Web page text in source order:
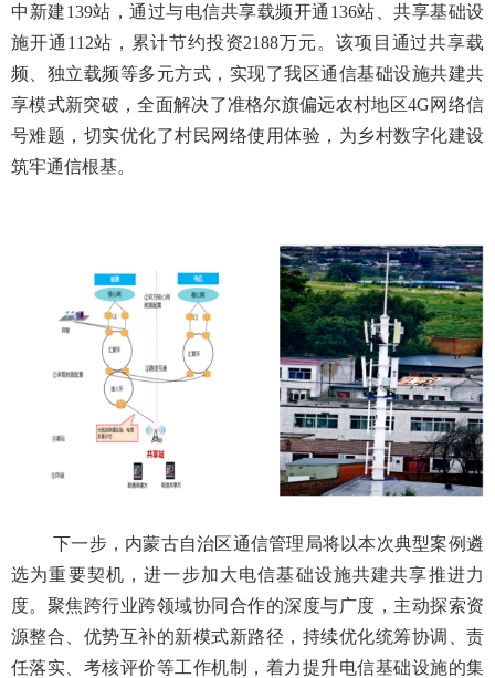
中新建139站，通过与电信共享载频开通136站、共享基础设
施开通112站，累计节约投资2188万元。 该项目 通过共享载
频、独立载频等多元方式， 实现了我区通信基础设施共建共
享模式新突破，全面解决了准格尔旗偏远农村地区4G网络信
号难题，切实优化了村民网络使用体验，为乡村数字化建设
筑牢通信根基。
下一步，内蒙古自治区通信管理局将以本次典型案例遴
选为重要契机，进一步加大电信基础设施共建共享推进力
度。聚焦跨行业跨领域协同合作的深度与广度，主动探索资
源整合、优势互补的新模式新路径，持续优化统筹协调、责
任落实、考核评价等工作机制
， 着力提升电信基础设施的集